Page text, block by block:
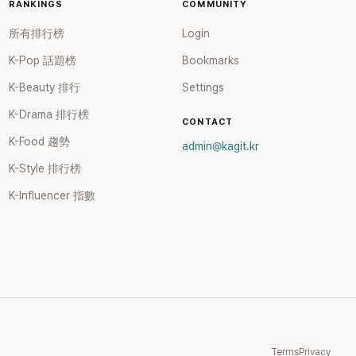
RANKINGS
所有排行榜
K-Pop 話題榜
K-Beauty 排行
K-Drama 排行榜
K-Food 趨勢
K-Style 排行榜
K-Influencer 指數
COMMUNITY
Login
Bookmarks
Settings
CONTACT
admin@kagit.kr
TermsPrivacy